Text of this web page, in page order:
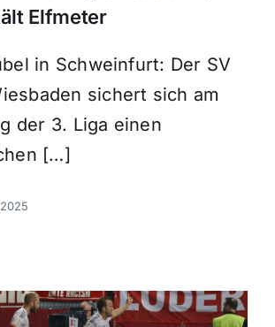
Elfmeter
in Schweinfurt: Der SV
sichert sich am
der 3. Liga einen
[…]